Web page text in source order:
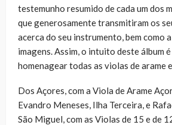
testemunho resumido de cada um dos
que generosamente transmitiram os
acerca do seu instrumento, bem como
imagens. Assim, o intuito deste álbum
homenagear todas as violas de arame
Dos Açores, com a Viola de Arame
Evandro Meneses, Ilha Terceira, e
São Miguel, com as Violas de 15 e de